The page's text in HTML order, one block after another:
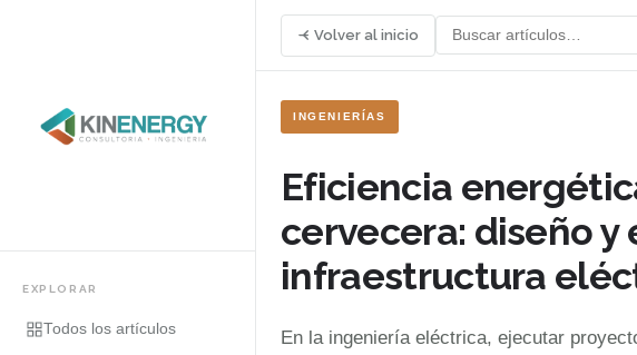
EXPLORAR
Todos los artículos
Volver al inicio
INGENIERÍAS
Eficiencia
cervecera: diseño
infraestructura
En la ingeniería eléctrica, ejecutar